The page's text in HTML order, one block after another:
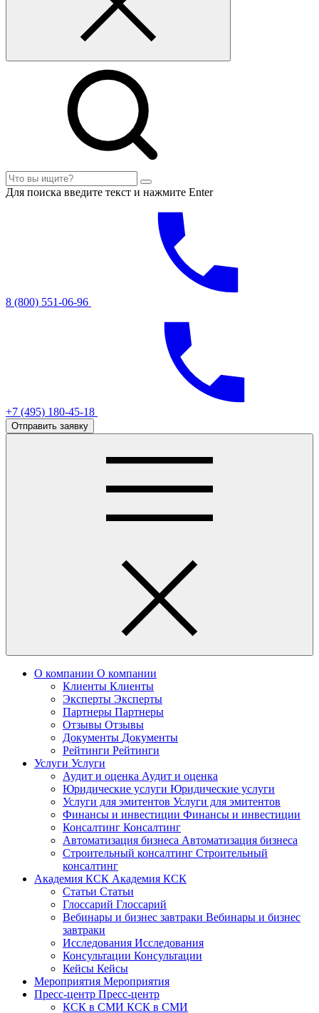
Для поиска введите текст и нажмите Enter
8 (800) 551-06-96
+7 (495) 180-45-18
Отправить заявку
О компании О компании
Клиенты Клиенты
Эксперты Эксперты
Партнеры Партнеры
Отзывы Отзывы
Документы Документы
Рейтинги Рейтинги
Услуги Услуги
Аудит и оценка Аудит и оценка
Юридические услуги Юридические услуги
Услуги для эмитентов Услуги для эмитентов
Финансы и инвестиции Финансы и инвестиции
Консалтинг Консалтинг
Автоматизация бизнеса Автоматизация бизнеса
Строительный консалтинг Строительный
консалтинг
Академия КСК Академия КСК
Статьи Статьи
Глоссарий Глоссарий
Вебинары и бизнес завтраки Вебинары и бизнес
завтраки
Исследования Исследования
Консультации Консультации
Кейсы Кейсы
Мероприятия Мероприятия
Пресс-центр Пресс-центр
КСК в СМИ КСК в СМИ